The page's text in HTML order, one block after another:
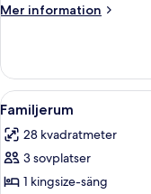
Mer information
Mer
Öppna
alla
foton
för
Familjerum
5
Familjerum
28 kvadratmeter
3 sovplatser
1 kingsize-säng